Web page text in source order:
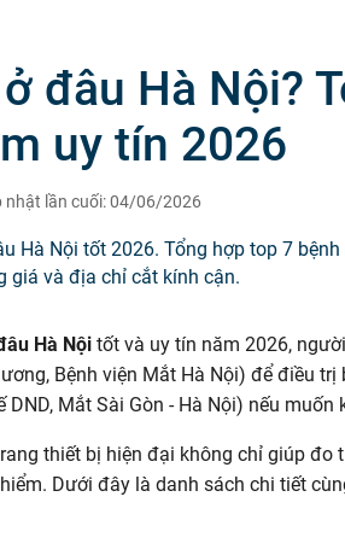
đâu Hà Nội?
uy tín 2026
nhật lần cuối:04/06/2026
Hà Nội tốt 2026. Tổng hợp top 7
giá và địa chỉ cắt kính cận.
Hà Nội tốt và uy tín năm 2026,
Bệnh viện Mắt Hà Nội) để điều
DND, Mắt Sài Gòn - Hà Nội) nếu
thiết bị hiện đại không chỉ giúp
Dưới đây là danh sách chi tiết